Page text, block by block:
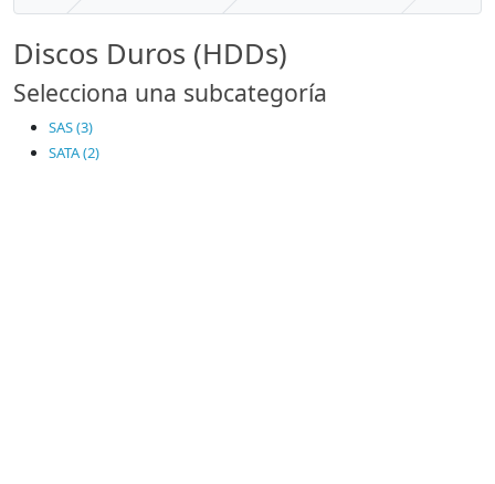
Discos Duros (HDDs)
Selecciona una subcategoría
SAS (3)
SATA (2)